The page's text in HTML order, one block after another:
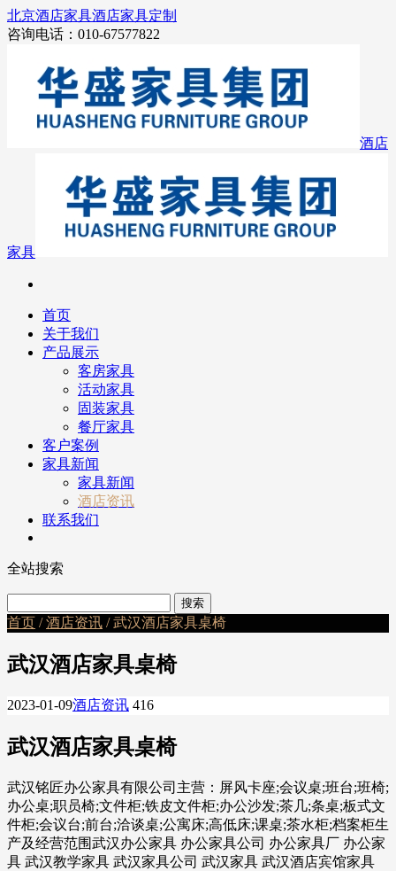
北京酒店家具酒店家具定制
咨询电话：010-67577822
酒店
家具
首页
关于我们
产品展示
客房家具
活动家具
固装家具
餐厅家具
客户案例
家具新闻
家具新闻
酒店资讯
联系我们
全站搜索
首页 /酒店资讯 / 武汉酒店家具桌椅
武汉酒店家具桌椅
2023-01-09酒店资讯 416
武汉酒店家具桌椅
武汉铭匠办公家具有限公司主营：屏风卡座;会议桌;班台;班椅;
办公桌;职员椅;文件柜;铁皮文件柜;办公沙发;茶几;条桌;板式文
件柜;会议台;前台;洽谈桌;公寓床;高低床;课桌;茶水柜;档案柜生
产及经营范围武汉办公家具 办公家具公司 办公家具厂 办公家
具 武汉教学家具 武汉家具公司 武汉家具 武汉酒店宾馆家具